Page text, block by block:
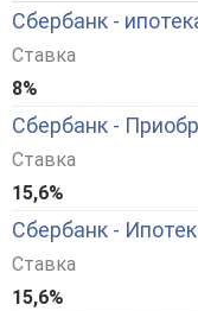
Сбербанк -
Ставка
8%
Сбербанк -
Ставка
15,6%
Сбербанк -
Ставка
15,6%